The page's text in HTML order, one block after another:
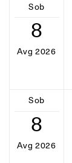
Sob
8
Avg 2026
Sob
8
Avg 2026